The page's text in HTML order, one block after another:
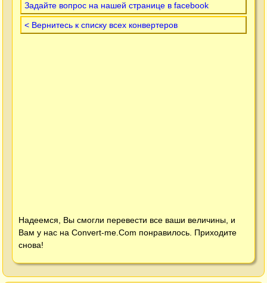
Задайте вопрос на нашей странице в facebook
< Вернитесь к списку всех конвертеров
Надеемся, Вы смогли перевести все ваши величины, и
Вам у нас на Convert-me.Com понравилось. Приходите
снова!